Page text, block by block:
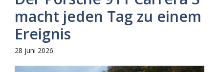
macht jeden Tag zu einem
Ereignis
28 juni 2026